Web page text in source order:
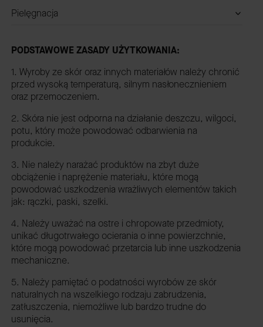
Pielęgnacja
PODSTAWOWE ZASADY UŻYTKOWANIA:
1. Wyroby ze skór oraz innych materiałów należy chronić
przed wysoką temperaturą, silnym nasłonecznieniem
oraz przemoczeniem.
2. Skóra nie jest odporna na działanie deszczu, wilgoci,
potu, który może powodować odbarwienia na
produkcie.
3. Nie należy narażać produktów na zbyt duże
obciążenie i naprężenie materiału, które mogą
powodować uszkodzenia wrażliwych elementów takich
jak: rączki, paski, szelki.
4. Należy uważać na ostre i chropowate przedmioty,
unikać długotrwałego ocierania o inne powierzchnie,
które mogą powodować przetarcia lub inne uszkodzenia
mechaniczne.
5. Należy pamiętać o podatności wyrobów ze skór
naturalnych na wszelkiego rodzaju zabrudzenia,
zatłuszczenia, niemożliwe lub bardzo trudne do
usunięcia.